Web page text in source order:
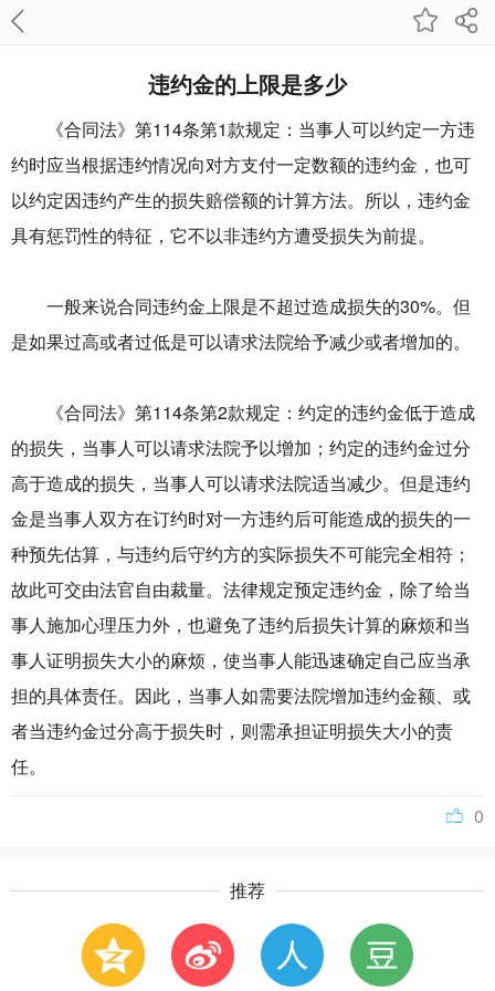
违约金的上限是多少
《合同法》第114条第1款规定：当事人可以约定一方违
约时应当根据违约情况向对方支付一定数额的违约金，也可
以约定因违约产生的损失赔偿额的计算方法。所以，违约金
具有惩罚性的特征，它不以非违约方遭受损失为前提。
一般来说合同违约金上限是不超过造成损失的30%。但
是如果过高或者过低是可以请求法院给予减少或者增加的。
《合同法》第114条第2款规定：约定的违约金低于造成
的损失，当事人可以请求法院予以增加；约定的违约金过分
高于造成的损失，当事人可以请求法院适当减少。但是违约
金是当事人双方在订约时对一方违约后可能造成的损失的一
种预先估算，与违约后守约方的实际损失不可能完全相符；
故此可交由法官自由裁量。法律规定预定违约金，除了给当
事人施加心理压力外，也避免了违约后损失计算的麻烦和当
事人证明损失大小的麻烦，使当事人能迅速确定自己应当承
担的具体责任。因此，当事人如需要法院增加违约金额、或
者当违约金过分高于损失时，则需承担证明损失大小的责
任。
0
推荐